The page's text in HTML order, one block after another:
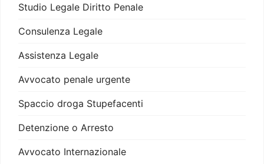
Studio Legale Diritto Penale
Consulenza Legale
Assistenza Legale
Avvocato penale urgente
Spaccio droga Stupefacenti
Detenzione o Arresto
Avvocato Internazionale